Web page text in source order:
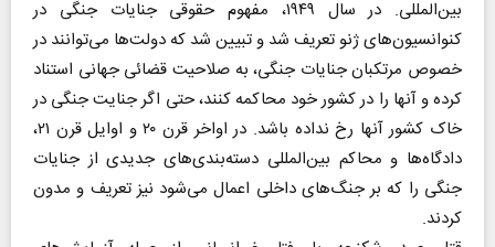
بین‌المللی. در سال ۱۹۴۹، مفهوم حقوقی جنایات جنگی در
کنوانسیون‌های ژنو تعریف شد و تبیین شد که دولت‌ها می‌توانند در
خصوص مرتکبان جنایات جنگی، به صلاحیت قضائی جهانی استناد
کرده و آنها را در کشور خود محاکمه کنند، حتی اگر جنایت جنگی در
خاک کشور آنها رخ نداده باشد. در اواخر قرن ۲۰ و اوایل قرن ۲۱،
دادگاه‌ها و محاکم بین‌المللی دسته‌بندی‌های جدیدی از جنایات
جنگی را که بر جنگ‌های داخلی اعمال می‌شود نیز تعریف و مدون
کردند.